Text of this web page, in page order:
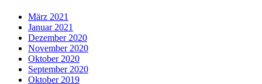
März 2021
Januar 2021
Dezember 2020
November 2020
Oktober 2020
September 2020
Oktober 2019